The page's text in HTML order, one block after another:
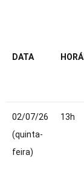
DATA
02/07/26
(quinta-
feira)
13h